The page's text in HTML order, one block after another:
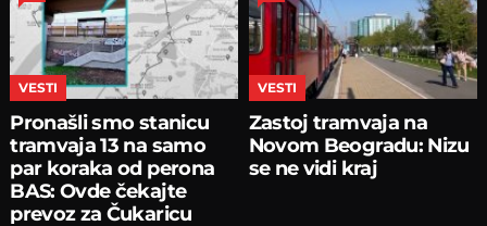
VESTI
Pronašli smo stanicu
tramvaja 13 na samo
par koraka od perona
BAS: Ovde čekajte
prevoz za Čukaricu
VESTI
Zastoj tramvaja na
Novom Beogradu: Nizu
se ne vidi kraj